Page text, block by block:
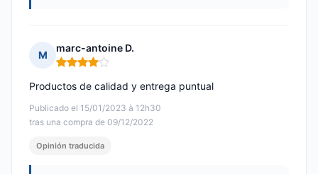
M
marc-antoine D.
Nota: 4 de 5
Publicado el 15/01/2023 à 12h30
tras una compra de 09/12/2022
Productos de calidad y entrega puntual
Opinión traducida